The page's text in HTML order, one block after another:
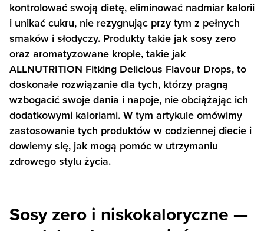
kontrolować swoją dietę, eliminować nadmiar kalorii
i unikać cukru, nie rezygnując przy tym z pełnych
smaków i słodyczy. Produkty takie jak sosy zero
oraz aromatyzowane krople, takie jak
ALLNUTRITION Fitking Delicious Flavour Drops, to
doskonałe rozwiązanie dla tych, którzy pragną
wzbogacić swoje dania i napoje, nie obciążając ich
dodatkowymi kaloriami. W tym artykule omówimy
zastosowanie tych produktów w codziennej diecie i
dowiemy się, jak mogą pomóc w utrzymaniu
zdrowego stylu życia.
Sosy zero i niskokaloryczne —